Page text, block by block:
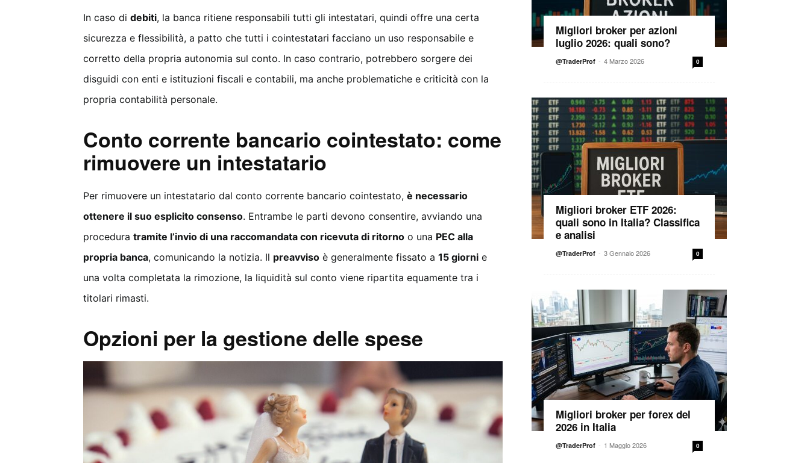
In caso di debiti, la banca ritiene responsabili tutti gli intestatari, quindi offre una certa
sicurezza e flessibilità, a patto che tutti i cointestatari facciano un uso responsabile e
corretto della propria autonomia sul conto. In caso contrario, potrebbero sorgere dei
disguidi con enti e istituzioni fiscali e contabili, ma anche problematiche e criticità con la
propria contabilità personale.
Conto corrente bancario cointestato: come
rimuovere un intestatario
Per rimuovere un intestatario dal conto corrente bancario cointestato, è necessario
ottenere il suo esplicito consenso. Entrambe le parti devono consentire, avviando una
procedura tramite l’invio di una raccomandata con ricevuta di ritorno o una PEC alla
propria banca, comunicando la notizia. Il preavviso è generalmente fissato a 15 giorni e
una volta completata la rimozione, la liquidità sul conto viene ripartita equamente tra i
titolari rimasti.
Opzioni per la gestione delle spese
Migliori broker per azioni
luglio 2026: quali sono?
@TraderProf - 4 Marzo 2026 0
Migliori broker ETF 2026:
quali sono in Italia? Classifica
e analisi
@TraderProf - 3 Gennaio 2026 0
Migliori broker per forex del
2026 in Italia
@TraderProf - 1 Maggio 2026 0